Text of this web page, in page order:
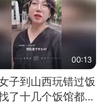
00:13
子到山西玩错过饭
了十几个饭馆都没